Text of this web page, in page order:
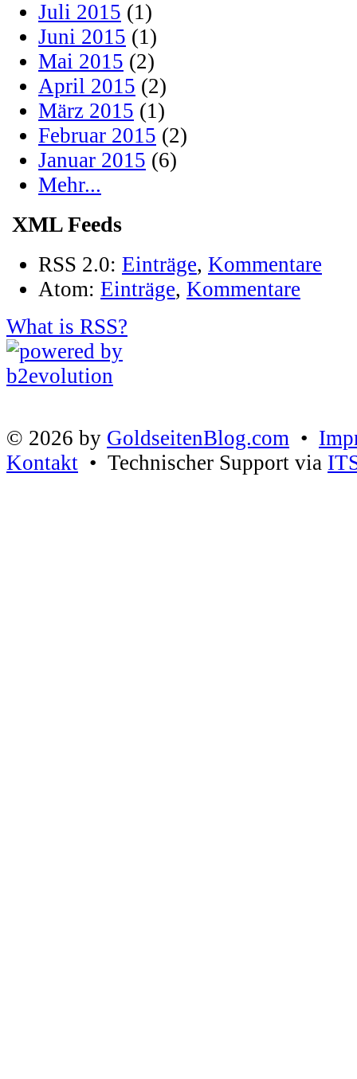
Juli 2015 (1)
Juni 2015 (1)
Mai 2015 (2)
April 2015 (2)
März 2015 (1)
Februar 2015 (2)
Januar 2015 (6)
Mehr...
XML Feeds
RSS 2.0: Einträge, Kommentare
Atom: Einträge, Kommentare
What is RSS?
© 2026 by GoldseitenBlog.com •
Kontakt • Technischer Support via